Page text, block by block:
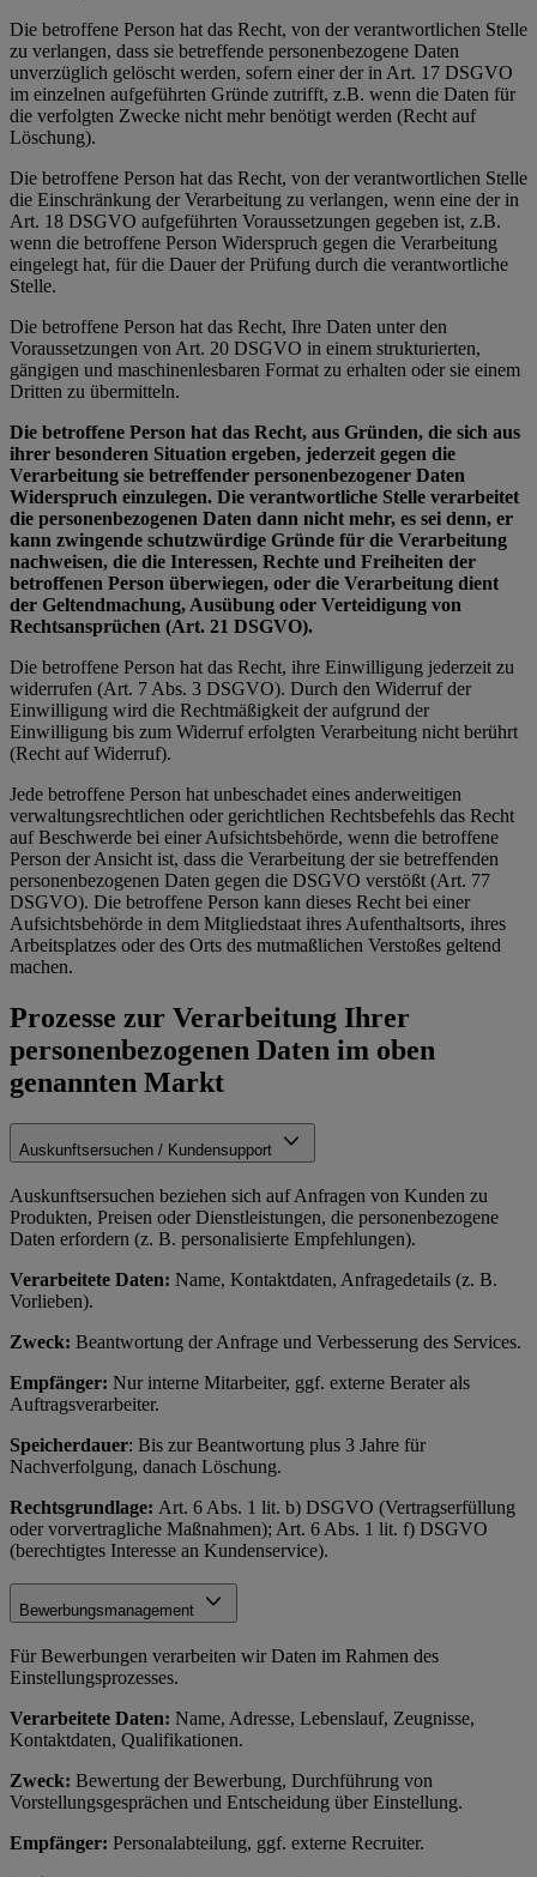
Die betroffene Person hat das Recht, von der verantwortlichen Stelle
zu verlangen, dass sie betreffende personenbezogene Daten
unverzüglich gelöscht werden, sofern einer der in Art. 17 DSGVO
im einzelnen aufgeführten Gründe zutrifft, z.B. wenn die Daten für
die verfolgten Zwecke nicht mehr benötigt werden (Recht auf
Löschung).
Die betroffene Person hat das Recht, von der verantwortlichen Stelle
die Einschränkung der Verarbeitung zu verlangen, wenn eine der in
Art. 18 DSGVO aufgeführten Voraussetzungen gegeben ist, z.B.
wenn die betroffene Person Widerspruch gegen die Verarbeitung
eingelegt hat, für die Dauer der Prüfung durch die verantwortliche
Stelle.
Die betroffene Person hat das Recht, Ihre Daten unter den
Voraussetzungen von Art. 20 DSGVO in einem strukturierten,
gängigen und maschinenlesbaren Format zu erhalten oder sie einem
Dritten zu übermitteln.
Die betroffene Person hat das Recht, aus Gründen, die sich aus
ihrer besonderen Situation ergeben, jederzeit gegen die
Verarbeitung sie betreffender personenbezogener Daten
Widerspruch einzulegen. Die verantwortliche Stelle verarbeitet
die personenbezogenen Daten dann nicht mehr, es sei denn, er
kann zwingende schutzwürdige Gründe für die Verarbeitung
nachweisen, die die Interessen, Rechte und Freiheiten der
betroffenen Person überwiegen, oder die Verarbeitung dient
der Geltendmachung, Ausübung oder Verteidigung von
Rechtsansprüchen (Art. 21 DSGVO).
Die betroffene Person hat das Recht, ihre Einwilligung jederzeit zu
widerrufen (Art. 7 Abs. 3 DSGVO). Durch den Widerruf der
Einwilligung wird die Rechtmäßigkeit der aufgrund der
Einwilligung bis zum Widerruf erfolgten Verarbeitung nicht berührt
(Recht auf Widerruf).
Jede betroffene Person hat unbeschadet eines anderweitigen
verwaltungsrechtlichen oder gerichtlichen Rechtsbefehls das Recht
auf Beschwerde bei einer Aufsichtsbehörde, wenn die betroffene
Person der Ansicht ist, dass die Verarbeitung der sie betreffenden
personenbezogenen Daten gegen die DSGVO verstößt (Art. 77
DSGVO). Die betroffene Person kann dieses Recht bei einer
Aufsichtsbehörde in dem Mitgliedstaat ihres Aufenthaltsorts, ihres
Arbeitsplatzes oder des Orts des mutmaßlichen Verstoßes geltend
machen.
Prozesse zur Verarbeitung Ihrer
personenbezogenen Daten im oben
genannten Markt
Auskunftsersuchen / Kundensupport
Auskunftsersuchen beziehen sich auf Anfragen von Kunden zu
Produkten, Preisen oder Dienstleistungen, die personenbezogene
Daten erfordern (z. B. personalisierte Empfehlungen).
Verarbeitete Daten: Name, Kontaktdaten, Anfragedetails (z. B.
Vorlieben).
Zweck: Beantwortung der Anfrage und Verbesserung des Services.
Empfänger: Nur interne Mitarbeiter, ggf. externe Berater als
Auftragsverarbeiter.
Speicherdauer: Bis zur Beantwortung plus 3 Jahre für
Nachverfolgung, danach Löschung.
Rechtsgrundlage: Art. 6 Abs. 1 lit. b) DSGVO (Vertragserfüllung
oder vorvertragliche Maßnahmen); Art. 6 Abs. 1 lit. f) DSGVO
(berechtigtes Interesse an Kundenservice).
Bewerbungsmanagement
Für Bewerbungen verarbeiten wir Daten im Rahmen des
Einstellungsprozesses.
Verarbeitete Daten: Name, Adresse, Lebenslauf, Zeugnisse,
Kontaktdaten, Qualifikationen.
Zweck: Bewertung der Bewerbung, Durchführung von
Vorstellungsgesprächen und Entscheidung über Einstellung.
Empfänger: Personalabteilung, ggf. externe Recruiter.